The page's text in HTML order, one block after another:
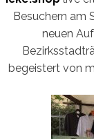
Besuchern am
neuen
begeistert von